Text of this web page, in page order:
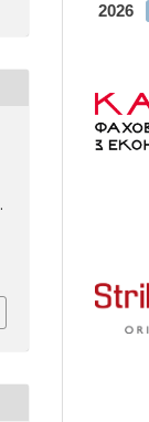
2026